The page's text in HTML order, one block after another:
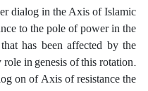
dialog in the Axis of Islamic
to the pole of power in the
has been affected by the
in genesis of this rotation.
on of Axis of resistance the